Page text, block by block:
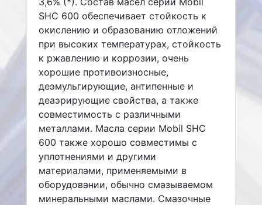
SHC 600 обеспечивает стойкость к
окислению и образованию отложений
при высоких температурах, стойкость
к ржавлению и коррозии, очень
хорошие противоизносные,
деэмульгирующие, антипенные и
деаэрирующие свойства, а также
совместимость с различными
металлами. Масла серии Mobil SHC
600 также хорошо совместимы с
уплотнениями и другими
материалами, применяемыми в
оборудовании, обычно смазываемом
минеральными маслами. Смазочные